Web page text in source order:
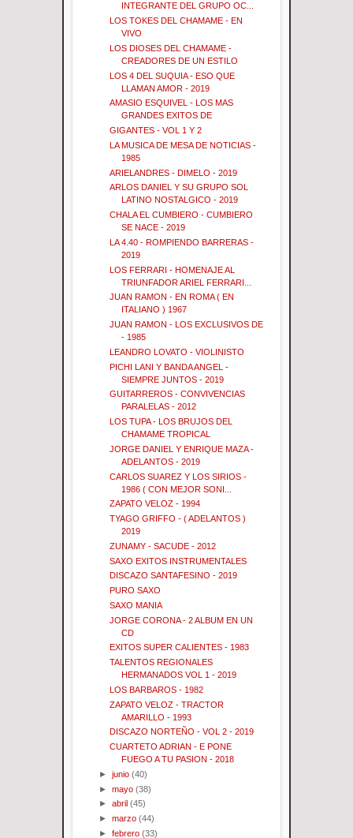
INTEGRANTE DEL GRUPO OC...
LOS TOKES DEL CHAMAME - EN
VIVO
LOS DIOSES DEL CHAMAME -
CREADORES DE UN ESTILO
LOS 4 DEL SUQUIA - ESO QUE
LLAMAN AMOR - 2019
AMASIO ESQUIVEL - LOS MAS
GRANDES EXITOS DE
GIGANTES - VOL 1 Y 2
LA MUSICA DE MESA DE NOTICIAS -
1985
ARIELANDRES - DIMELO - 2019
ARLOS DANIEL Y SU GRUPO SOL
LATINO NOSTALGICO - 2019
CHALA EL CUMBIERO - CUMBIERO
SE NACE - 2019
LA 4.40 - ROMPIENDO BARRERAS -
2019
LOS FERRARI - HOMENAJE AL
TRIUNFADOR ARIEL FERRARI...
JUAN RAMON - EN ROMA ( EN
ITALIANO ) 1967
JUAN RAMON - LOS EXCLUSIVOS DE
- 1985
LEANDRO LOVATO - VIOLINISTO
PICHI LANI Y BANDA ANGEL -
SIEMPRE JUNTOS - 2019
GUITARREROS - CONVIVENCIAS
PARALELAS - 2012
LOS TUPA - LOS BRUJOS DEL
CHAMAME TROPICAL
JORGE DANIEL Y ENRIQUE MAZA -
ADELANTOS - 2019
CARLOS SUAREZ Y LOS SIRIOS -
1986 ( CON MEJOR SONI...
ZAPATO VELOZ - 1994
TYAGO GRIFFO - ( ADELANTOS )
2019
ZUNAMY - SACUDE - 2012
SAXO EXITOS INSTRUMENTALES
DISCAZO SANTAFESINO - 2019
PURO SAXO
SAXO MANIA
JORGE CORONA - 2 ALBUM EN UN
CD
EXITOS SUPER CALIENTES - 1983
TALENTOS REGIONALES
HERMANADOS VOL 1 - 2019
LOS BARBAROS - 1982
ZAPATO VELOZ - TRACTOR
AMARILLO - 1993
DISCAZO NORTEÑO - VOL 2 - 2019
CUARTETO ADRIAN - E PONE
FUEGO A TU PASION - 2018
►junio (40)
►mayo (38)
►abril (45)
►marzo (44)
►febrero (33)